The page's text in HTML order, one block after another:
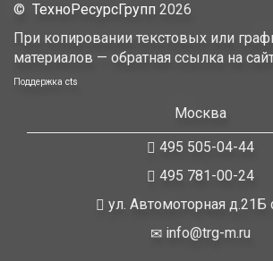
© ТехноРесурсГрупп 2026
При копировании текстовых или
материалов — обратная ссылка на
Поддержка cts
Москва
495 505-04-44
495 781-00-24
ул. Автомоторная д.21Б
info@trg-m.ru